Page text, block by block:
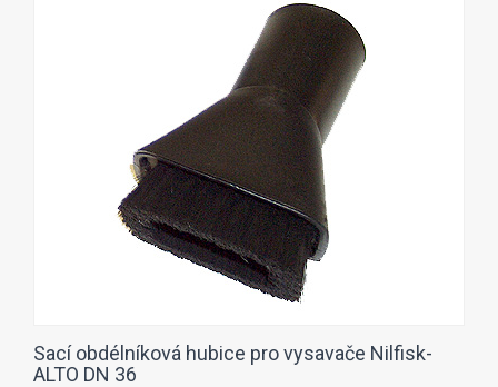
Sací obdélníková hubice pro vysavače Nilfisk-
ALTO DN 36